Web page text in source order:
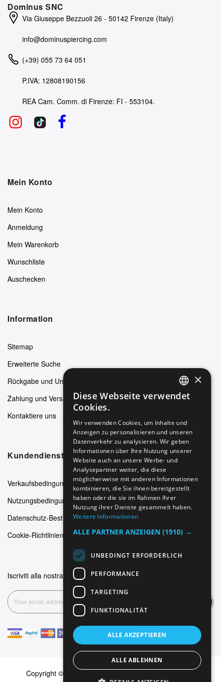
Dominus SNC
Via Giuseppe Bezzuoli 26 - 50142 Firenze (Italy)
info@dominuspiercing.com
(+39) 055 73 64 051
P.IVA: 12808190156
REA Cam. Comm. di Firenze: FI - 553104.
Mein Konto
Mein Konto
Anmeldung
Mein Warenkorb
Wunschliste
Auschecken
Information
Sitemap
Erweiterte Suche
Rückgabe und Umtausch
Zahlung und Versand
Kontaktiere uns
Kundendienst
Verkaufsbedingungen
Nutzungsbedingungen
Datenschutz-Bestimmungen
Cookie-Richtlinien
Iscriviti alla nostra newsletter
Copyright © 1999-2026 Dominus Piercing. Alle Rechte
ENGLISH
ITALIAN
SPANISH
×
Diese Webseite verwendet
Cookies.
Wir verwenden Cookies, um Inhalte und
Anzeigen zu personalisieren und unseren
Datenverkehr zu analysieren. Wir geben
Informationen über Ihre Nutzung unserer
Website auch an unsere Werbe- und
Analysepartner weiter, die diese
möglicherweise mit anderen Informationen
kombinieren, die Sie ihnen bereitgestellt
haben oder die sie im Rahmen Ihrer
Nutzung ihrer Dienste gesammelt haben.
Weitere Informationen
ALLE PARTNER ANZEIGEN (1910) →
UNBEDINGT ERFORDERLICH
PERFORMANCE
TARGETING
FUNKTIONALITÄT
ALLE AKZEPTIEREN
ALLE ABLEHNEN